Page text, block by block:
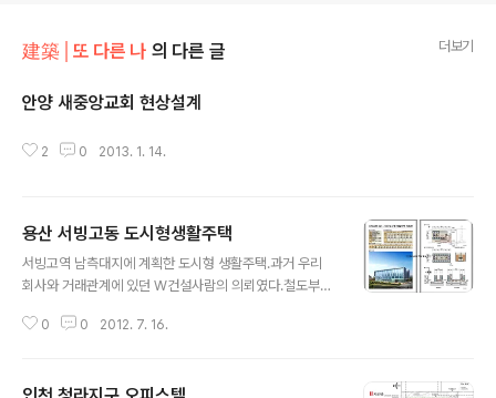
建築│또 다른 나 의 다른 글 더보기
안양 새중앙교회 현상설계
2 0 2013. 1. 14.
용산 서빙고동 도시형생활주택
서빙고역 남측대지에 계획한 도시형 생활주택.과거 우리
회사와 거래관계에 있던 W건설사람의 의뢰였다.철도부지
을 맡긴 곳이 철도공사였다.그 사람의 말로는 이 것이 잘 되
0 0 2012. 7. 16.